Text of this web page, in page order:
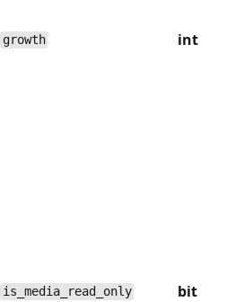
growth int
is_media_read_only bit